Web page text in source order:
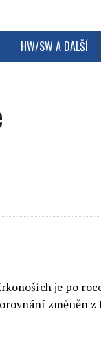
HW/SW A DALŠÍ
je po
změněn z